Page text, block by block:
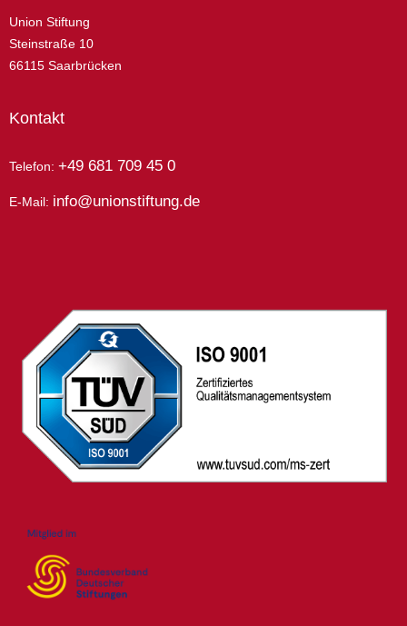
Union Stiftung
Steinstraße 10
66115 Saarbrücken
Kontakt
Telefon: +49 681 709 45 0
E-Mail: info@unionstiftung.de